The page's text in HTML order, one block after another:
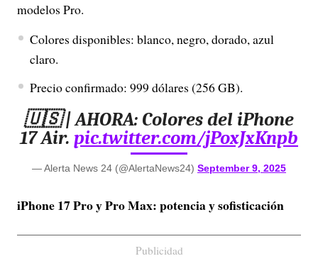
modelos Pro.
Colores disponibles: blanco, negro, dorado, azul
claro.
Precio confirmado: 999 dólares (256 GB).
🇺🇸 | AHORA: Colores del iPhone
17 Air. pic.twitter.com/jPoxJxKnpb
— Alerta News 24 (@AlertaNews24) September 9, 2025
iPhone 17 Pro y Pro Max: potencia y sofisticación
Publicidad